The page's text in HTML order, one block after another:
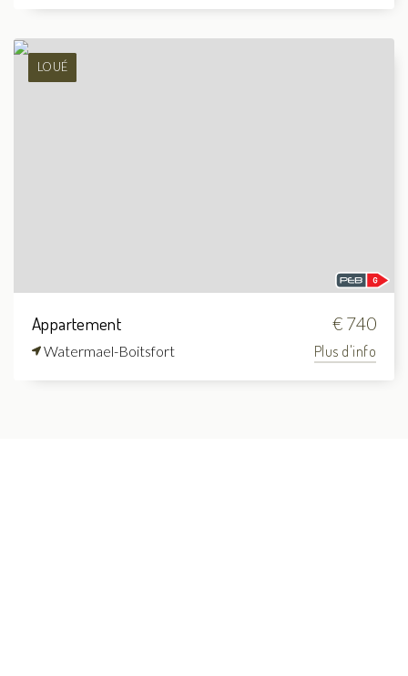
LOUÉ
Appartement € 740
Watermael-Boitsfort Plus d'info